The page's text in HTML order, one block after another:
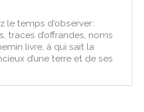
le temps d'observer :
traces d’offrandes, noms
livre, à qui sait la
d’une terre et de ses